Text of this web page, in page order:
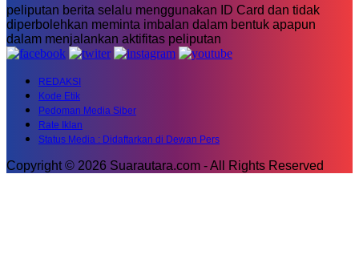
peliputan berita selalu menggunakan ID Card dan tidak
diperbolehkan meminta imbalan dalam bentuk apapun
dalam menjalankan aktifitas peliputan
REDAKSI
Kode Etik
Pedoman Media Siber
Rate Iklan
Status Media : Didaftarkan di Dewan Pers
Copyright © 2026 Suarautara.com - All Rights Reserved